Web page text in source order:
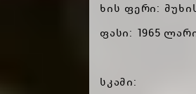
ხის ფერი:
ფასი: 1965
სკამი: